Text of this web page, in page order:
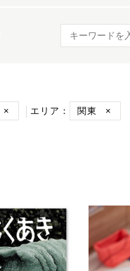
キーワード検
× エリア： 関東 ×